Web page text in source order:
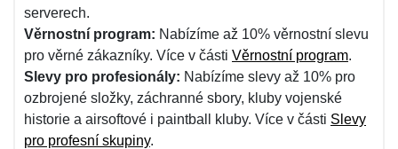
serverech.
Věrnostní program: Nabízíme až 10% věrnostní slevu
pro věrné zákazníky. Více v části Věrnostní program.
Slevy pro profesionály: Nabízíme slevy až 10% pro
ozbrojené složky, záchranné sbory, kluby vojenské
historie a airsoftové i paintball kluby. Více v části Slevy
pro profesní skupiny.